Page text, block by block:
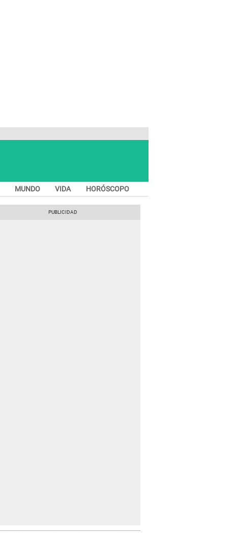
MUNDO VIDA HORÓSCOPO